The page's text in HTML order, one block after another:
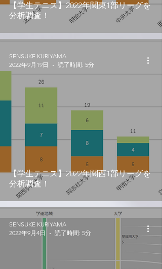
【学生テニス】2022年関東1部リーグを
分析調査！
【学生テニス】2022年関西1部リーグを
分析調査！
SENSUKE KURIYAMA
2022年9月19日
読了時間: 5分
SENSUKE KURIYAMA
2022年9月4日
読了時間: 5分